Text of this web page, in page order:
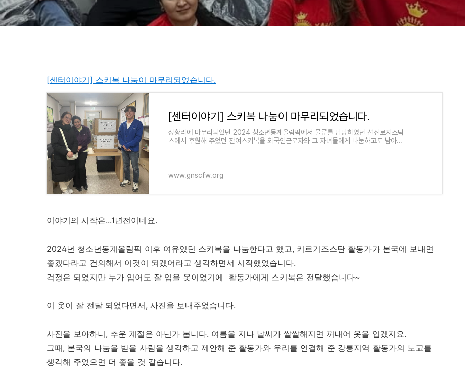
[센터이야기] 스키복 나눔이 마무리되었습니다.
[센터이야기] 스키복 나눔이 마무리되었습니다.
성황리에 마무리되었던 2024 청소년동계올림픽에서 물류를 담당하였던 선진로지스틱
스에서 후원해 주었던 잔여스키복을 외국인근로자와 그 자녀들에게 나눔하고도 남아
www.gnscfw.org
이야기의 시작은...1년전이네요.
2024년 청소년동계올림픽 이후 여유있던 스키복을 나눔한다고 했고, 키르기즈스탄 활동가가 본국에 보내면
좋겠다라고 건의해서 이것이 되겠어라고 생각하면서 시작했었습니다.
걱정은 되었지만 누가 입어도 잘 입을 옷이었기에 활동가에게 스키복은 전달했습니다~
이 옷이 잘 전달 되었다면서, 사진을 보내주었습니다.
사진을 보아하니, 추운 계절은 아닌가 봅니다. 여름을 지나 날씨가 쌀쌀해지면 꺼내어 옷을 입겠지요.
그때, 본국의 나눔을 받을 사람을 생각하고 제안해 준 활동가와 우리를 연결해 준 강릉지역 활동가의 노고를
생각해 주었으면 더 좋을 것 같습니다.